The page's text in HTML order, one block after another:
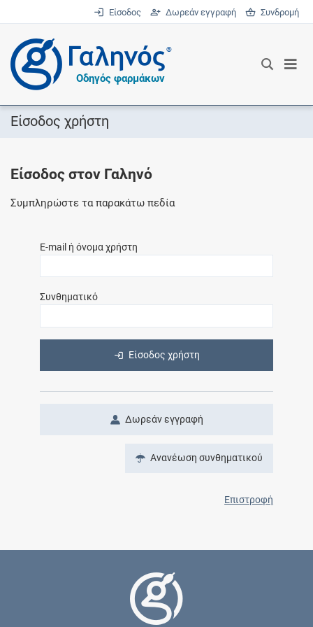
Είσοδος Δωρεάν εγγραφή Συνδρομή
®
Οδηγός φαρμάκων
Είσοδος χρήστη
Είσοδος στον Γαληνό
Συμπληρώστε τα παρακάτω πεδία
E-mail ή όνομα χρήστη
Συνθηματικό
Είσοδος χρήστη
Δωρεάν εγγραφή
Ανανέωση συνθηματικού
Επιστροφή